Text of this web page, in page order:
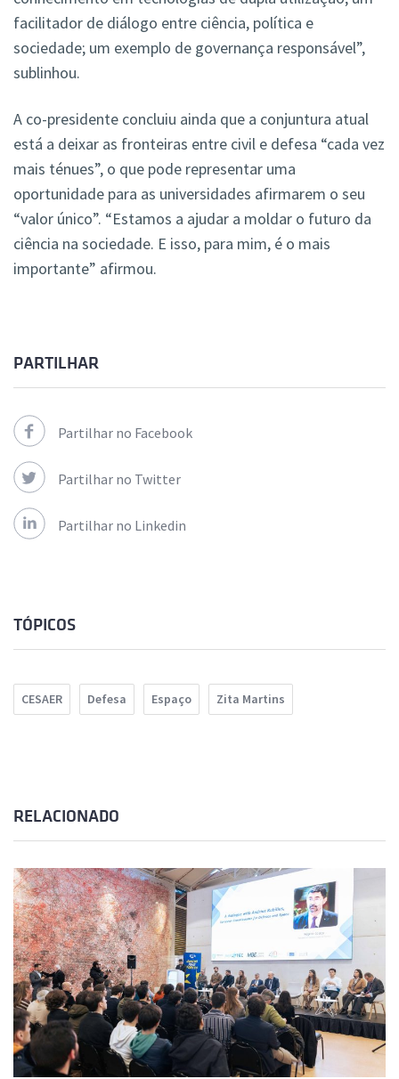
facilitador de diálogo entre ciência, política e
sociedade; um exemplo de governança responsável”,
sublinhou.
A co-presidente concluiu ainda que a conjuntura atual
está a deixar as fronteiras entre civil e defesa “cada vez
mais ténues”, o que pode representar uma
oportunidade para as universidades afirmarem o seu
“valor único”. “Estamos a ajudar a moldar o futuro da
ciência na sociedade. E isso, para mim, é o mais
importante” afirmou.
PARTILHAR
Partilhar no Facebook
Partilhar no Twitter
Partilhar no Linkedin
TÓPICOS
CESAER Defesa Espaço Zita Martins
RELACIONADO